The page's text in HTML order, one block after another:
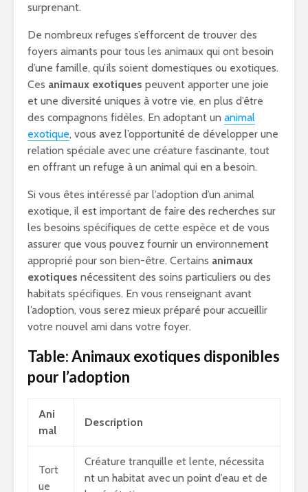
surprenant.
De nombreux refuges s’efforcent de trouver des
foyers aimants pour tous les animaux qui ont besoin
d’une famille, qu’ils soient domestiques ou exotiques.
Ces animaux exotiques peuvent apporter une joie
et une diversité uniques à votre vie, en plus d’être
des compagnons fidèles. En adoptant un animal
exotique, vous avez l’opportunité de développer une
relation spéciale avec une créature fascinante, tout
en offrant un refuge à un animal qui en a besoin.
Si vous êtes intéressé par l’adoption d’un animal
exotique, il est important de faire des recherches sur
les besoins spécifiques de cette espèce et de vous
assurer que vous pouvez fournir un environnement
approprié pour son bien-être. Certains animaux
exotiques nécessitent des soins particuliers ou des
habitats spécifiques. En vous renseignant avant
l’adoption, vous serez mieux préparé pour accueillir
votre nouvel ami dans votre foyer.
Table: Animaux exotiques disponibles
pour l’adoption
Ani
mal
Description
Tort
ue
Créature tranquille et lente, nécessita
nt un habitat avec un point d’eau et de